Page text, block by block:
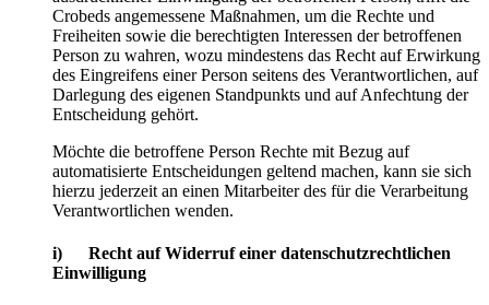
Crobeds angemessene Maßnahmen, um die Rechte und
Freiheiten sowie die berechtigten Interessen der betroffenen
Person zu wahren, wozu mindestens das Recht auf Erwirkung
des Eingreifens einer Person seitens des Verantwortlichen, auf
Darlegung des eigenen Standpunkts und auf Anfechtung der
Entscheidung gehört.
Möchte die betroffene Person Rechte mit Bezug auf
automatisierte Entscheidungen geltend machen, kann sie sich
hierzu jederzeit an einen Mitarbeiter des für die Verarbeitung
Verantwortlichen wenden.
i) Recht auf Widerruf einer datenschutzrechtlichen
Einwilligung